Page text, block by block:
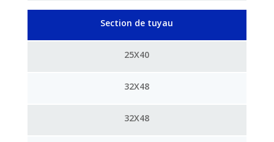
Section de tuyau
25X40
32X48
32X48